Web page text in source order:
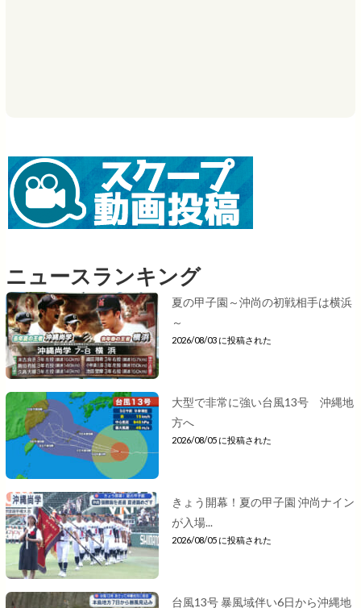
ニュースランキング
夏の甲子園～沖尚の初戦相手は横浜
～
2026/08/03 に投稿された
大型で非常に強い台風13号 沖縄地
方へ
2026/08/05 に投稿された
きょう開幕！夏の甲子園 沖尚ナイン
が入場...
2026/08/05 に投稿された
台風13号 暴風域伴い6日から沖縄地